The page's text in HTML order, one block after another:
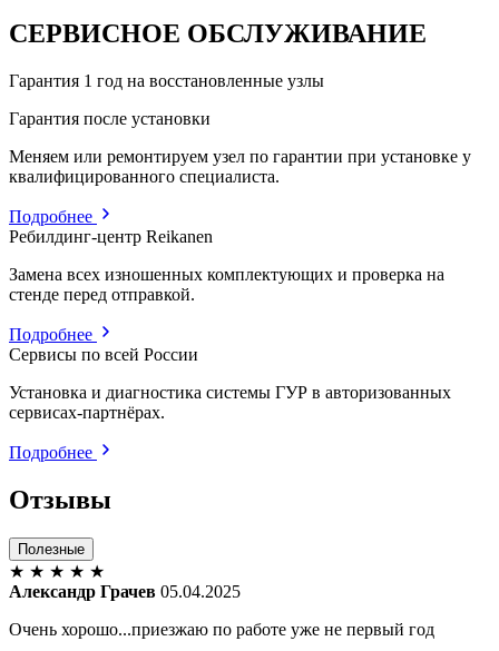
СЕРВИСНОЕ ОБСЛУЖИВАНИЕ
Гарантия 1 год на восстановленные узлы
Гарантия после установки
Меняем или ремонтируем узел по гарантии при установке у
квалифицированного специалиста.
Подробнее
Ребилдинг-центр Reikanen
Замена всех изношенных комплектующих и проверка на
стенде перед отправкой.
Подробнее
Сервисы по всей России
Установка и диагностика системы ГУР в авторизованных
сервисах-партнёрах.
Подробнее
Отзывы
Полезные
★ ★ ★ ★ ★
Александр Грачев 05.04.2025
Очень хорошо...приезжаю по работе уже не первый год